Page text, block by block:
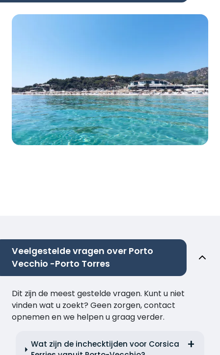
Veelgestelde vragen over Porto
Vecchio -Porto Torres
Dit zijn de meest gestelde vragen. Kunt u niet
vinden wat u zoekt? Geen zorgen, contact
opnemen en we helpen u graag verder.
Wat zijn de inchecktijden voor Corsica